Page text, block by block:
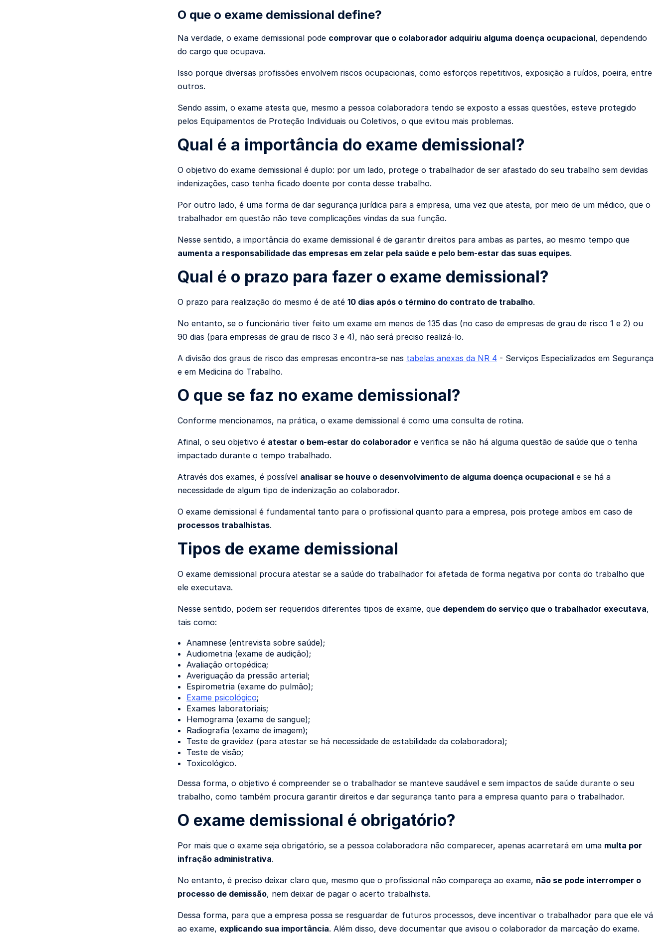
O que o exame demissional define?
Na verdade, o exame demissional pode comprovar que o colaborador adquiriu alguma doença ocupacional, dependendo
do cargo que ocupava.
Isso porque diversas profissões envolvem riscos ocupacionais, como esforços repetitivos, exposição a ruídos, poeira, entre
outros.
Sendo assim, o exame atesta que, mesmo a pessoa colaboradora tendo se exposto a essas questões, esteve protegido
pelos Equipamentos de Proteção Individuais ou Coletivos, o que evitou mais problemas.
Qual é a importância do exame demissional?
O objetivo do exame demissional é duplo: por um lado, protege o trabalhador de ser afastado do seu trabalho sem devidas
indenizações, caso tenha ficado doente por conta desse trabalho.
Por outro lado, é uma forma de dar segurança jurídica para a empresa, uma vez que atesta, por meio de um médico, que o
trabalhador em questão não teve complicações vindas da sua função.
Nesse sentido, a importância do exame demissional é de garantir direitos para ambas as partes, ao mesmo tempo que
aumenta a responsabilidade das empresas em zelar pela saúde e pelo bem-estar das suas equipes.
Qual é o prazo para fazer o exame demissional?
O prazo para realização do mesmo é de até 10 dias após o término do contrato de trabalho.
No entanto, se o funcionário tiver feito um exame em menos de 135 dias (no caso de empresas de grau de risco 1 e 2) ou
90 dias (para empresas de grau de risco 3 e 4), não será preciso realizá-lo.
A divisão dos graus de risco das empresas encontra-se nas tabelas anexas da NR 4 - Serviços Especializados em Segurança
e em Medicina do Trabalho.
O que se faz no exame demissional?
Conforme mencionamos, na prática, o exame demissional é como uma consulta de rotina.
Afinal, o seu objetivo é atestar o bem-estar do colaborador e verifica se não há alguma questão de saúde que o tenha
impactado durante o tempo trabalhado.
Através dos exames, é possível analisar se houve o desenvolvimento de alguma doença ocupacional e se há a
necessidade de algum tipo de indenização ao colaborador.
O exame demissional é fundamental tanto para o profissional quanto para a empresa, pois protege ambos em caso de
processos trabalhistas.
Tipos de exame demissional
O exame demissional procura atestar se a saúde do trabalhador foi afetada de forma negativa por conta do trabalho que
ele executava.
Nesse sentido, podem ser requeridos diferentes tipos de exame, que dependem do serviço que o trabalhador executava,
tais como:
Anamnese (entrevista sobre saúde);
Audiometria (exame de audição);
Avaliação ortopédica;
Averiguação da pressão arterial;
Espirometria (exame do pulmão);
Exame psicológico;
Exames laboratoriais;
Hemograma (exame de sangue);
Radiografia (exame de imagem);
Teste de gravidez (para atestar se há necessidade de estabilidade da colaboradora);
Teste de visão;
Toxicológico.
Dessa forma, o objetivo é compreender se o trabalhador se manteve saudável e sem impactos de saúde durante o seu
trabalho, como também procura garantir direitos e dar segurança tanto para a empresa quanto para o trabalhador.
O exame demissional é obrigatório?
Por mais que o exame seja obrigatório, se a pessoa colaboradora não comparecer, apenas acarretará em uma multa por
infração administrativa.
No entanto, é preciso deixar claro que, mesmo que o profissional não compareça ao exame, não se pode interromper o
processo de demissão, nem deixar de pagar o acerto trabalhista.
Dessa forma, para que a empresa possa se resguardar de futuros processos, deve incentivar o trabalhador para que ele vá
ao exame, explicando sua importância. Além disso, deve documentar que avisou o colaborador da marcação do exame.